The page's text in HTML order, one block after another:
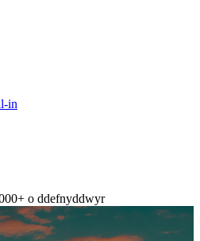
in
o ddefnyddwyr